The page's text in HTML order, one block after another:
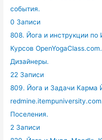
события.
0 Записи
808. Йога и инструкции по
Курсов
Дизайнеры.
22 Записи
809. Йога и Задачи Карма
Поселения.
2 Записи